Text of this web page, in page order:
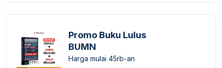
Promo Buku Lulus
BUMN
Harga mulai 45rb-an